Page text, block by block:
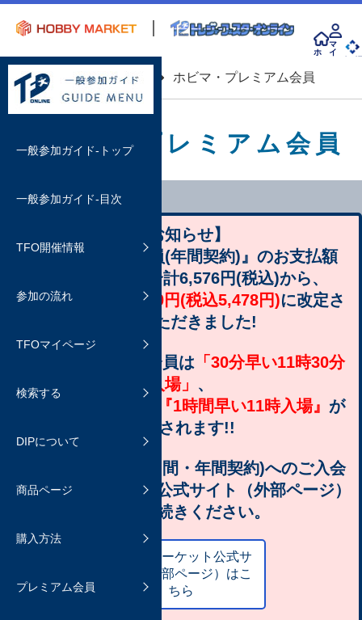
ホ
マ
イ
一般参加ガイド-トップ
一般参加ガイド-目次
TFO開催情報 イベント概要
よくあるご質問
参加の流れ
参加方法
ホビマ会員について
TFOマイページ
TFOマイページについて
よくあるご質問
検索する
ディーラーを検索する
商品を検索する
よくあるご質問
DIPについて
DIPの機能について
商品ページ よくあるご質問
購入方法
購入する
カートの有効時間と購入方法
送料と保証
購入時の手数料について
商品を受け取ったら
よくあるご質問
プレミアム会員
ホビマ・プレミアム会員
プレミアム会員へのアップグレー
追加機能のご紹介
ファン登録する
お気に入りに登録する
抽選販売
top プレミアム会員 ホビマ・プレミアム会員
ホビマ・プレミアム会員
【お知らせ】
『Sプレミアム会員(年間契約)』のお支払額
を、従来の年間合計6,576円(税込)から、
2ヵ月分お得な4,980円(税込5,478円)に改定さ
せていただきました!
また、プレミアム会員は 「30分早い11時30分
入場」 、
『1時間早い11時入場』 が
適用されます!!
Sプレミアム会員(月間・年間契約)へのご入会
はホビーマーケット公式サイト（外部ページ）
よりお手続きください。
ホビーマーケット公式サ
イト（外部ページ）はこ
ちら